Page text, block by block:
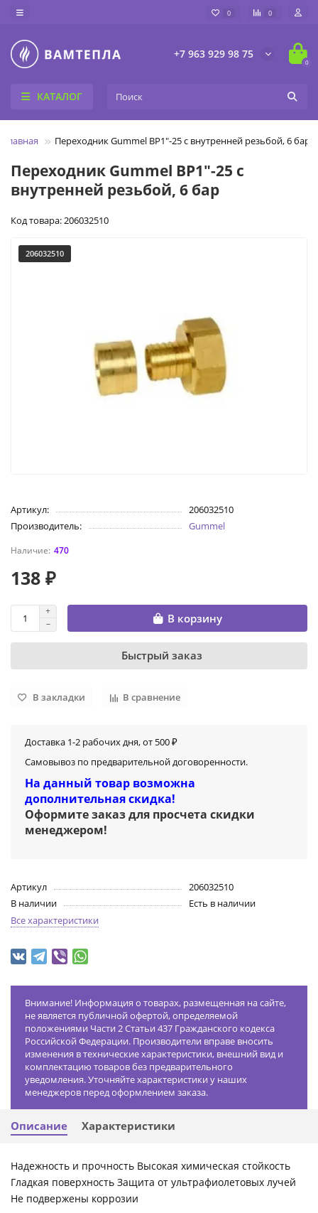
0 0
+7 963 929 98 75
0
КАТАЛОГ
Главная Переходник Gummel ВР1"-25 с внутренней резьбой, 6 бар
Переходник Gummel ВР1"-25 с
внутренней резьбой, 6 бар
Код товара: 206032510
206032510
Артикул:
206032510
Производитель:
Gummel
470
138 ₽
В корзину
Быстрый заказ
В закладки В сравнение
Доставка 1-2 рабочих дня, от 500 ₽
Самовывоз по предварительной договоренности.
На данный товар возможна
дополнительная скидка!
Оформите заказ для просчета скидки
менеджером!
Артикул
206032510
В наличии
Есть в наличии
Все характеристики
Внимание! Информация о товарах, размещенная на сайте,
не является публичной офертой, определяемой
положениями Части 2 Статьи 437 Гражданского кодекса
Российской Федерации. Производители вправе вносить
изменения в технические характеристики, внешний вид и
комплектацию товаров без предварительного
уведомления. Уточняйте характеристики у наших
менеджеров перед оформлением заказа.
Описание Характеристики
Надежность и прочность Высокая химическая стойкость
Гладкая поверхность Защита от ультрафиолетовых лучей
Не подвержены коррозии